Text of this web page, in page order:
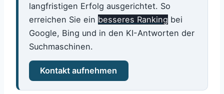
langfristigen Erfolg ausgerichtet. So
erreichen Sie ein besseres Ranking bei
Google, Bing und in den KI-Antworten der
Suchmaschinen.
Kontakt aufnehmen